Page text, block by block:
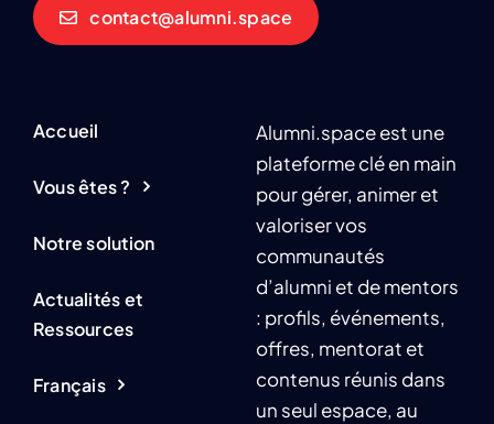
contact@alumni.space
Accueil
Vous êtes ?
Notre solution
Actualités et
Ressources
Français
Alumni.space est une
plateforme clé en main
pour gérer, animer et
valoriser vos
communautés
d’alumni et de mentors
: profils, événements,
offres, mentorat et
contenus réunis dans
un seul espace, au